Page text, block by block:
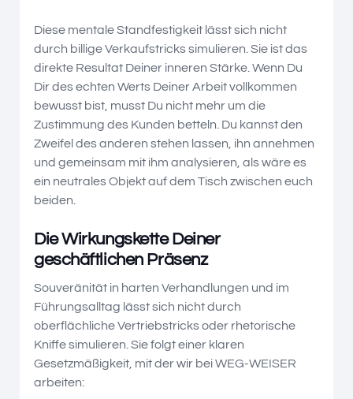
Diese mentale Standfestigkeit lässt sich nicht
durch billige Verkaufstricks simulieren. Sie ist das
direkte Resultat Deiner inneren Stärke. Wenn Du
Dir des echten Werts Deiner Arbeit vollkommen
bewusst bist, musst Du nicht mehr um die
Zustimmung des Kunden betteln. Du kannst den
Zweifel des anderen stehen lassen, ihn annehmen
und gemeinsam mit ihm analysieren, als wäre es
ein neutrales Objekt auf dem Tisch zwischen euch
beiden.
Die Wirkungskette Deiner
geschäftlichen Präsenz
Souveränität in harten Verhandlungen und im
Führungsalltag lässt sich nicht durch
oberflächliche Vertriebstricks oder rhetorische
Kniffe simulieren. Sie folgt einer klaren
Gesetzmäßigkeit, mit der wir bei WEG-WEISER
arbeiten: